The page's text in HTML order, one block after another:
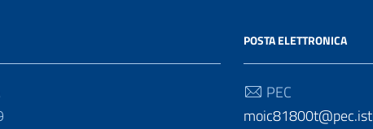
POSTA ELETTRONICA
PEC